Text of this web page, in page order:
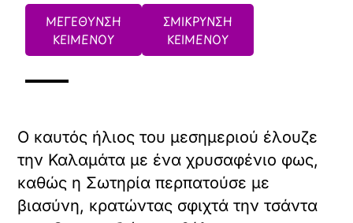
ΜΕΓΕΘΥΝΣΗ
ΚΕΙΜΕΝΟΥ
ΣΜΙΚΡΥΝΣΗ
ΚΕΙΜΕΝΟΥ
Ο καυτός ήλιος του μεσημεριού έλουζε
την Καλαμάτα με ένα χρυσαφένιο φως,
καθώς η Σωτηρία περπατούσε με
βιασύνη, κρατώντας σφιχτά την τσάντα